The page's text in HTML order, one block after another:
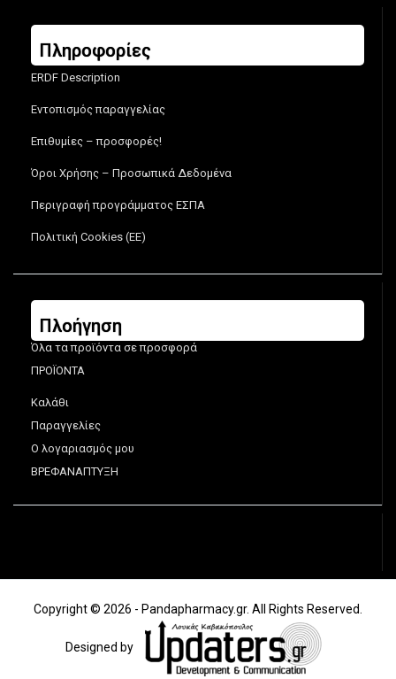
Πληροφορίες
ERDF Description
Εντοπισμός παραγγελίας
Επιθυμίες – προσφορές!
Όροι Χρήσης – Προσωπικά Δεδομένα
Περιγραφή προγράμματος ΕΣΠΑ
Πολιτική Cookies (ΕΕ)
Πλοήγηση
Όλα τα προϊόντα σε προσφορά
ΠΡΟΪΟΝΤΑ
Καλάθι
Παραγγελίες
Ο λογαριασμός μου
ΒΡΕΦΑΝΑΠΤΥΞΗ
Copyright © 2026 - Pandapharmacy.gr. All Rights Reserved.
Designed by